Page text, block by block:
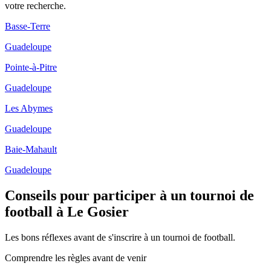
votre recherche.
Basse-Terre
Guadeloupe
Pointe-à-Pitre
Guadeloupe
Les Abymes
Guadeloupe
Baie-Mahault
Guadeloupe
Conseils pour participer à un tournoi de
football à Le Gosier
Les bons réflexes avant de s'inscrire à un tournoi de football.
Comprendre les règles avant de venir